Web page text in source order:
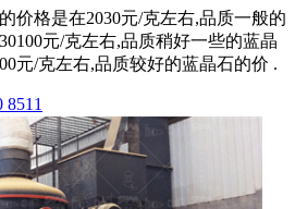
价格是在2030元/克左右,品质一般的
元/克左右,品质稍好一些的蓝晶
元/克左右,品质较好的蓝晶石的价 .
8511